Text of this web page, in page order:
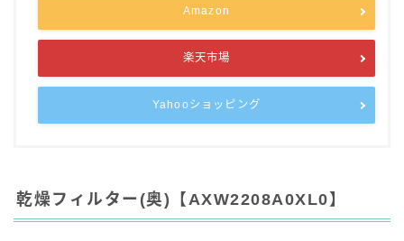
Amazon
楽天市場
Yahooショッピング
乾燥フィルター(奥)【AXW2208A0XL0】